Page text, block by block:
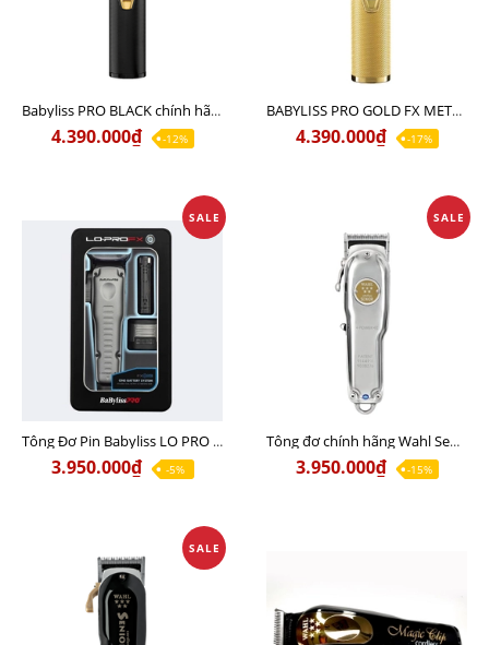
Babyliss PRO BLACK chính hãng ( lưỡi đơn hỗ trợ Fade 20% ) Sạc 110v lẫn 220v
4.390.000₫ -12%
BABYLISS PRO GOLD FX METAL CHÍNH HÃNG 100% - Sạc 110v lẫn 220v
4.390.000₫ -17%
SALE
Tông Đơ Pin Babyliss LO PRO FX ONE Chính Hãng USA
3.950.000₫ -5%
SALE
Tông đơ chính hãng Wahl Senior Metal Edition (Nội Địa Mỹ)
3.950.000₫ -15%
SALE